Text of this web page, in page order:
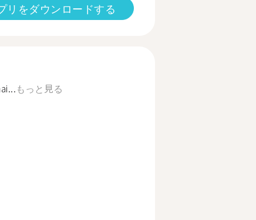
リをダウンロードする
もっと見る